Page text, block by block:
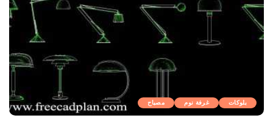
بلوکات غرفة نوم مصباح